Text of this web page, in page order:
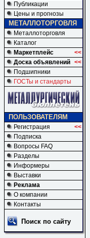
Публикации
Цены и прогнозы
МЕТАЛЛОТОРГОВЛЯ
Металлоторговля
Каталог
Маркетплейс
<<
Доска объявлений <<
Подшипники
ГОСТы и стандарты
ПОЛЬЗОВАТЕЛЯМ
Регистрация
<<
Подписка
Вопросы FAQ
Разделы
Информеры
Выставки
Реклама
О компании
Контакты
Поиск по сайту